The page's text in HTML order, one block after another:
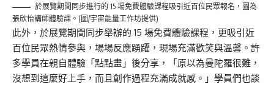
於展覽期間同步進行的 15 場免費體驗課程吸引近百位民眾報名，圖為
張欣怡講師體驗課。(圖/宇宙能量工作坊提供)
此外，於展覽期間同步舉辦的 15 場免費體驗課程，更吸引近
百位民眾熱情參與，場場反應踴躍，現場充滿歡笑與溫馨。許
多學員在親自體驗「點點畫」後分享，「原以為曼陀羅很難，
沒想到這麼好上手，而且創作過程充滿成就感。」學員們也談